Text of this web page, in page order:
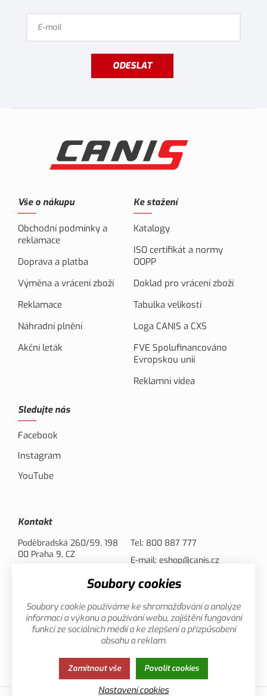
ODESLAT
Vše o nákupu
Obchodní podmínky a
reklamace
Doprava a platba
Výměna a vrácení zboží
Reklamace
Náhradní plnění
Akční leták
Ke stažení
Katalogy
ISO certifikát a normy
OOPP
Doklad pro vrácení zboží
Tabulka velikostí
Loga CANIS a CXS
FVE Spolufinancováno
Evropskou unií
Reklamní videa
Sledujte nás
Facebook
Instagram
YouTube
Kontakt
Poděbradská 260/59, 198
00 Praha 9, CZ
Tel: 800 887 777
E-mail: eshop@canis.cz
Možnosti platby
Zásady ochrany osobních údajů
Soubory cookies
Soubory cookie používáme ke shromažďování a analýze
informací o výkonu a používání webu, zajištění fungování
funkcí ze sociálních médií a ke zlepšení a přizpůsobení
obsahu a reklam.
Zamítnout vše Povolit cookies
Nastavení cookies